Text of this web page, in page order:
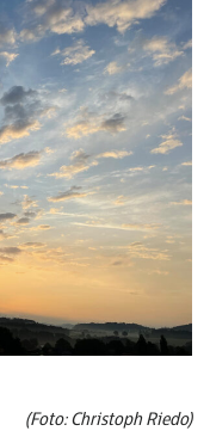
(Foto: Christoph Riedo)